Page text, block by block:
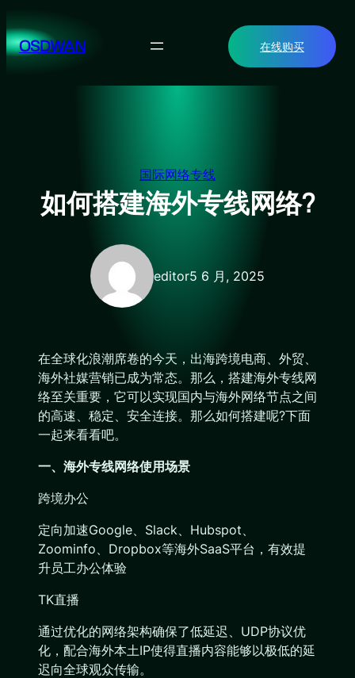
至
内OSDWAN 在线购买
国际网络专线
如何搭建海外专线网络?
editor5 6 月, 2025
在全球化浪潮席卷的今天，出海跨境电商、外贸、
海外社媒营销已成为常态。那么，搭建海外专线网
络至关重要，它可以实现国内与海外网络节点之间
的高速、稳定、安全连接。那么如何搭建呢?下面
一起来看看吧。
一、海外专线网络使用场景
跨境办公
定向加速Google、Slack、Hubspot、
Zoominfo、Dropbox等海外SaaS平台，有效提
升员工办公体验
TK直播
通过优化的网络架构确保了低延迟、UDP协议优
化，配合海外本土IP使得直播内容能够以极低的延
迟向全球观众传输。